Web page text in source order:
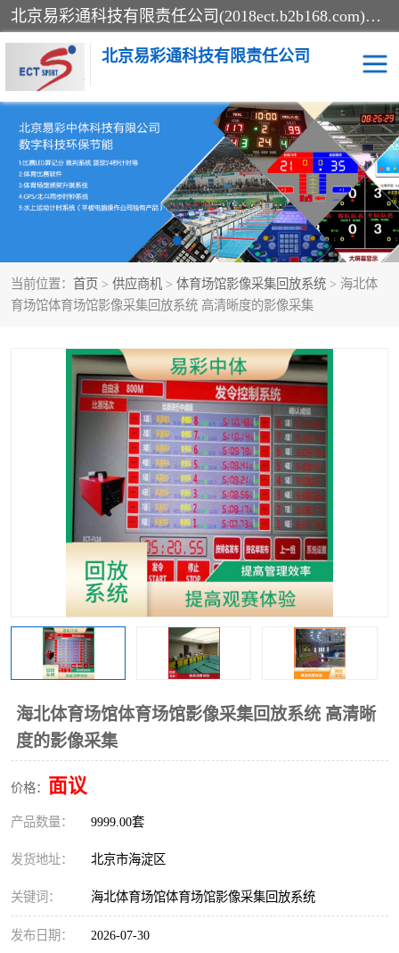
北京易彩通科技有限责任公司(2018ect.b2b168.com)主要提供陕西计时记分系统，全国统一热线：15611947915.北京易彩通科技有限责任公司有一支长期从事智能控制系统研发的高素质的队伍，具有嵌入式系统，视频系统、通信系统、网络系统，体育计时系统的知识和技能。强力打造体育比赛计时计分系统、智能升降旗系统、标准时钟系统、赛事编排及信息发布系统，为用户提供较新的，较廉价的，应用解决方案。
北京易彩通科技有限责任公司
当前位置： 首页 > 供应商机 > 体育场馆影像采集回放系统 > 海北体
育场馆体育场馆影像采集回放系统 高清晰度的影像采集
海北体育场馆体育场馆影像采集回放系统 高清晰
度的影像采集
价格： 面议
产品数量： 9999.00套
发货地址： 北京市海淀区
关键词： 海北体育场馆体育场馆影像采集回放系统
发布日期： 2026-07-30
记分系统 游泳计时系统
智能颁奖旗系统 GPS同步时钟系统
计时计分及成绩处理系统 计时记分系统
体育场馆影像采集回放系 游泳馆水下摄影采集救生